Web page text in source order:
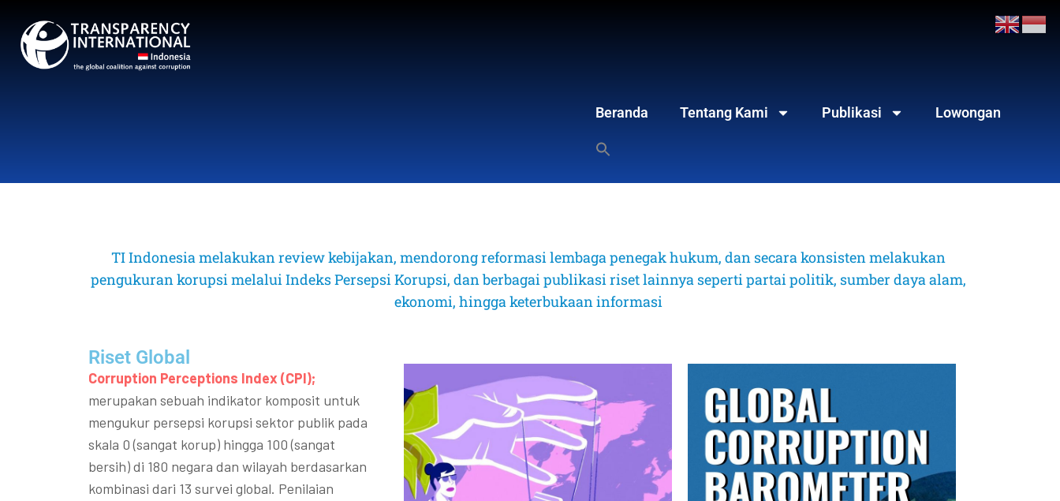
Beranda Tentang Kami Publikasi Lowongan
TI Indonesia melakukan review kebijakan, mendorong reformasi lembaga penegak hukum, dan secara konsisten melakukan
pengukuran korupsi melalui Indeks Persepsi Korupsi, dan berbagai publikasi riset lainnya seperti partai politik, sumber daya alam,
ekonomi, hingga keterbukaan informasi
Riset Global​
Corruption Perceptions Index (CPI);
merupakan sebuah indikator komposit untuk
mengukur persepsi korupsi sektor publik pada
skala 0 (sangat korup) hingga 100 (sangat
bersih) di 180 negara dan wilayah berdasarkan
kombinasi dari 13 survei global. Penilaian